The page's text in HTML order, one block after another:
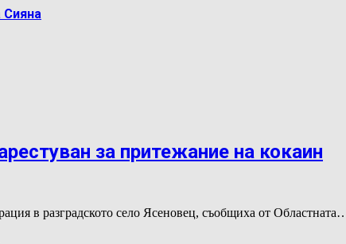
Сияна
за притежание на кокаин
в разградското село Ясеновец, съобщиха от